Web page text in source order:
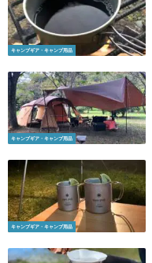
キャンプギア・キャンプ用品
キャンプギア・キャンプ用品
キャンプギア・キャンプ用品